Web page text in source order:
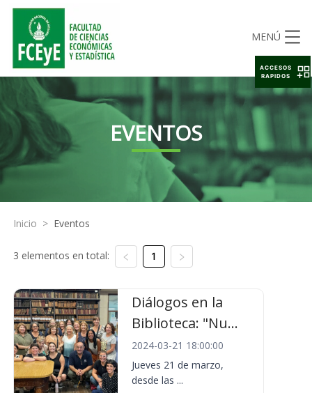
MENÚ
EVENTOS
Inicio > Eventos
3 elementos en total: 1
Diálogos en la
Biblioteca: "Nu...
2024-03-21 18:00:00
Jueves 21 de marzo,
desde las ...
ACCESOS
RAPIDOS